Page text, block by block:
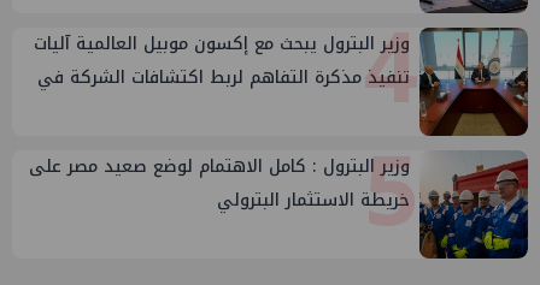
4
وزير البترول يبحث مع إكسون موبيل العالمية آليات
تنفيذ مذكرة التفاهم لربط اكتشافات الشركة في
5
وزير البترول : كامل الاهتمام لوضع صعيد مصر على
خريطة الاستثمار البترولي